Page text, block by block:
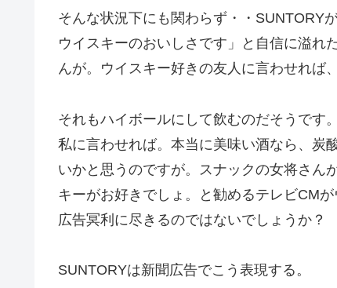
そんな状況下にも関わらず・・SUNTORY
ウイスキーのおいしさです」と自信に溢れ
んが。ウイスキー好きの友人に言わせれば
それもハイボールにして飲むのだそうです。
私に言わせれば。本当に美味い酒なら、炭
いかと思うのですが。スナックの女将さん
キーがお好きでしょ。と勧めるテレビCM
広告冥利に尽きるのではないでしょうか？
SUNTORYは新聞広告でこう表現する。